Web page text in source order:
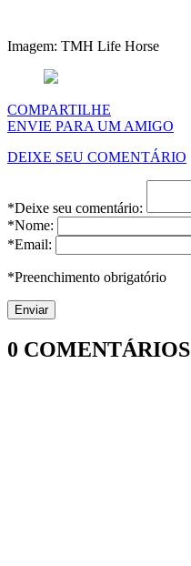
Imagem: TMH Life Horse
COMPARTILHE
ENVIE PARA UM AMIGO
DEIXE SEU COMENTÁRIO
*Deixe seu comentário:
*Nome:
*Email:
*Preenchimento obrigatório
0 COMENTÁRIOS